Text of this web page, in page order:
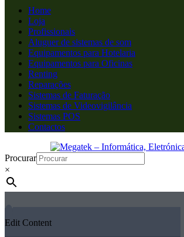
Home
Loja
Profissionais
Aluguer de sistemas de som
Equipamentos para Hotelaria
Equipamentos para Oficinas
Renting
Reparações
Sistemas de Faturação
Sistemas de Videovigilância
Sistemas POS
Contactos
Procurar
×
Edit Content